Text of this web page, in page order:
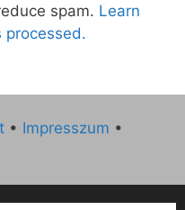
spam. Learn
processed.
• Impresszum •